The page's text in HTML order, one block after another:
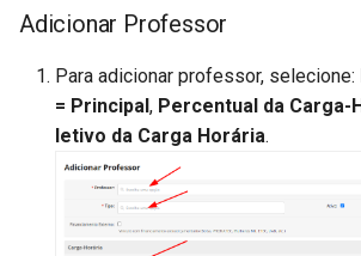
Adicionar Professor
Para adicionar professor, selecione:
= Principal, Percentual da Carga-
letivo da Carga Horária.